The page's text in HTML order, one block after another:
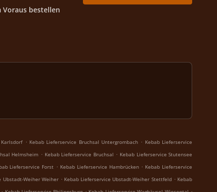
Voraus bestellen
. Kebab Lieferservice Bruchsal Untergrombach . Kebab Lieferservice
Helmsheim . Kebab Lieferservice Bruchsal . Kebab Lieferservice Stutensee
Lieferservice Forst . Kebab Lieferservice Hambrücken . Kebab Lieferservice
Ubstadt-Weiher Weiher . Kebab Lieferservice Ubstadt-Weiher Stettfeld . Kebab
. . .